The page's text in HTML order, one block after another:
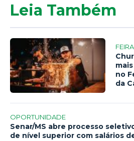
Leia Também
no
da
OPORTUNIDADE
Senar/MS abre processo
de nível superior com salários